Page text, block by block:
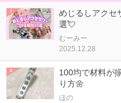
めじるしアクセ
選💘
むーみー
2025.12.28
100均で材料が
り方🌼
ほの